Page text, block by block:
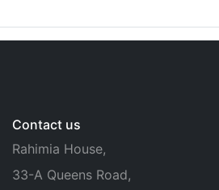
Contact us
Rahimia House,
33-A Queens Road,